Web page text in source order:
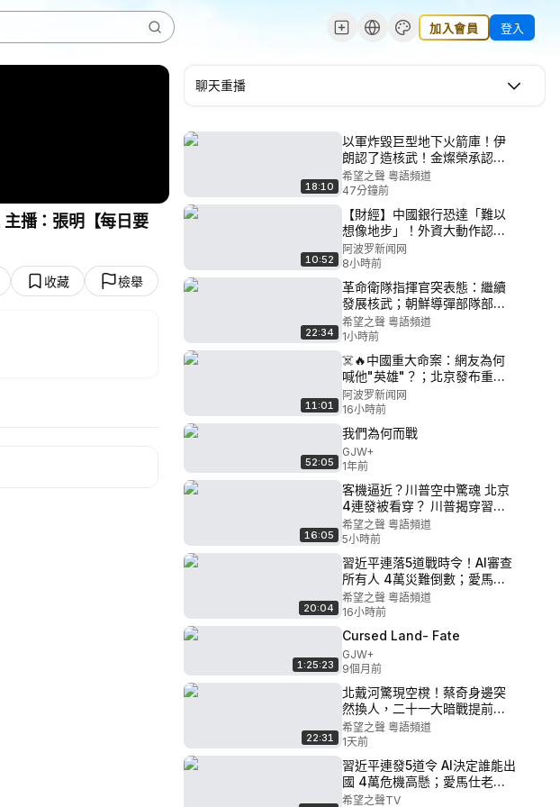
加入會員 登入
收藏 檢舉
聊天重播
18:10
以軍炸毀巨型地下火箭庫！伊
朗認了造核武！金燦榮承認：
中共給伊朗尖端武器；中共限
制出境曝驚人內幕；朝鮮導彈
部隊秘入俄國【北美快報】
希望之聲 粵語頻道
47分鐘前
10:52
【財經】中國銀行恐達「難以
想像地步」！外資大動作認賠
清場；終於扛不住了！中共央
行突然全面救市；觸目驚心南
航投訴函，砸碎習大夢【C】
阿波罗新闻网
8小時前
22:34
革命衛隊指揮官突表態：繼續
發展核武；朝鮮導彈部隊部署
到俄羅斯【焦點解讀】
希望之聲 粵語頻道
1小時前
11:01
☠️🔥中國重大命案：網友為何
喊他"英雄"？；北京發布重量
級文件！憑票供應要來了？；
中共最毒辣新規：讓你一次探
親，全部歸零【#熱點直擊 #深
度 C】
阿波罗新闻网
16小時前
52:05
我們為何而戰
GJW+
1年前
16:05
客機逼近？川普空中驚魂 北京
4連發被看穿？ 川普揭穿習幕
後黑手【今日頭條】
希望之聲 粵語頻道
5小時前
20:04
習近平連落5道戰時令！AI審查
所有人 4萬災難倒數；愛馬仕
為何緊盯中國餐桌？割中產連
環計曝光【兩岸三地】
希望之聲 粵語頻道
16小時前
1:25:23
Cursed Land- Fate
GJW+
9個月前
22:31
北戴河驚現空櫈！蔡奇身邊突
然換人，二十一大暗戰提前引
爆；中美科技戰再壓習近平
【紅朝秘聞】
希望之聲 粵語頻道
1天前
習近平連發5道令 AI決定誰能出
國 4萬危機高懸；愛馬仕老總
緊盯中國餐桌 中產團滅秘密曝
希望之聲TV